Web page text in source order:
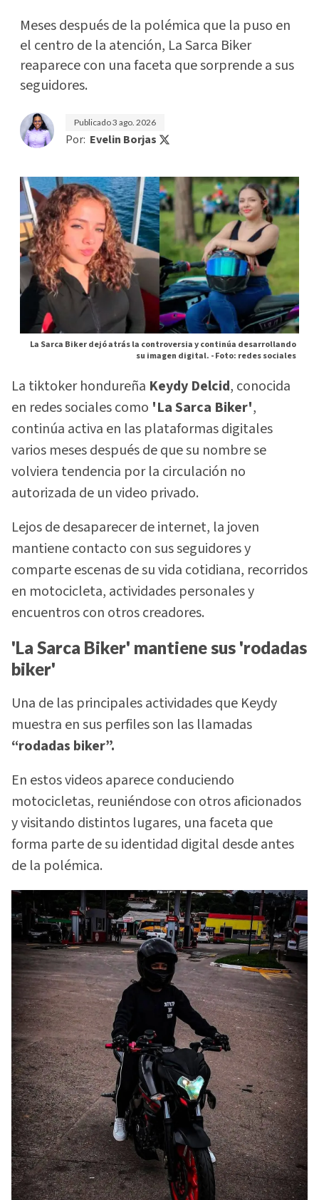
Meses después de la polémica que la puso en
el centro de la atención, La Sarca Biker
reaparece con una faceta que sorprende a sus
seguidores.
Publicado3 ago. 2026
Por: Evelin Borjas
La Sarca Biker dejó atrás la controversia y continúa desarrollando
su imagen digital. -Foto: redes sociales
La tiktoker hondureña Keydy Delcid, conocida
en redes sociales como 'La Sarca Biker',
continúa activa en las plataformas digitales
varios meses después de que su nombre se
volviera tendencia por la circulación no
autorizada de un video privado.
Lejos de desaparecer de internet, la joven
mantiene contacto con sus seguidores y
comparte escenas de su vida cotidiana, recorridos
en motocicleta, actividades personales y
encuentros con otros creadores.
'La Sarca Biker' mantiene sus 'rodadas
biker'
Una de las principales actividades que Keydy
muestra en sus perfiles son las llamadas
“rodadas biker”.
En estos videos aparece conduciendo
motocicletas, reuniéndose con otros aficionados
y visitando distintos lugares, una faceta que
forma parte de su identidad digital desde antes
de la polémica.